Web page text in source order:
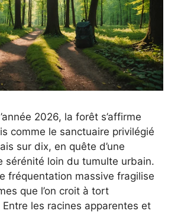
2026, la forêt s’affirme
comme le sanctuaire privilégié
sur dix, en quête d’une
sérénité loin du tumulte urbain.
fréquentation massive fragilise
que l’on croit à tort
les racines apparentes et